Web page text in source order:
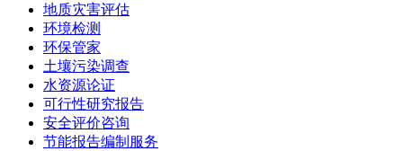
地质灾害评估
环境检测
环保管家
土壤污染调查
水资源论证
可行性研究报告
安全评价咨询
节能报告编制服务